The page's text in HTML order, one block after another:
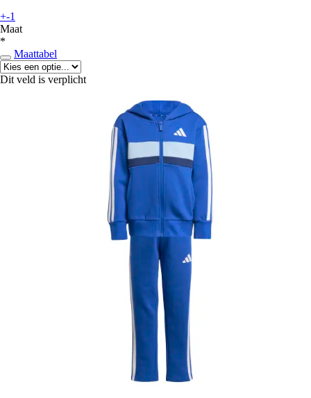
+-1
Maat
*
Maattabel
Dit veld is verplicht